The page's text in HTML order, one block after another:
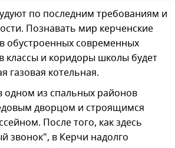
по последним требованиям и
Познавать мир керченские
обустроенных современных
классы и коридоры школы будет
газовая котельная.
одном из спальных районов
дворцом и строящимся
После того, как здесь
звонок", в Керчи надолго